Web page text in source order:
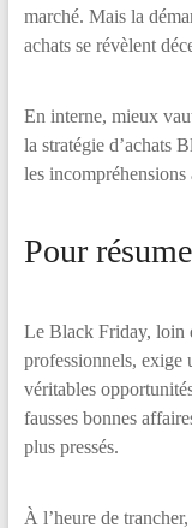
marché. Mais la
achats se révèlent
En interne, mieux
la stratégie d’achats
les incompréhensions
Pour
Le Black Friday, loin
professionnels, exige
véritables
fausses bonnes
plus pressés.
À l’heure de